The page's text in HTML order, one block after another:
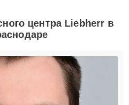
центра Liebherr в